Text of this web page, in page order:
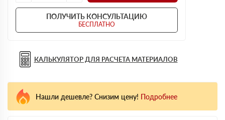
ПОЛУЧИТЬ КОНСУЛЬТАЦИЮ
БЕСПЛАТНО
КАЛЬКУЛЯТОР ДЛЯ РАСЧЕТА МАТЕРИАЛОВ
Нашли дешевле? Снизим цену! Подробнее